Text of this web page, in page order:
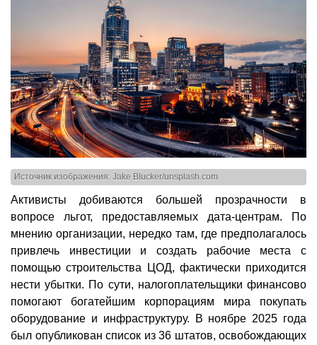
Источник изображения: Jake Blucker/unsplash.com
Активисты добиваются большей прозрачности в
вопросе льгот, предоставляемых дата-центрам. По
мнению организации, нередко там, где предполагалось
привлечь инвестиции и создать рабочие места с
помощью строительства ЦОД, фактически приходится
нести убытки. По сути, налогоплательщики финансово
помогают богатейшим корпорациям мира покупать
оборудование и инфраструктуру. В ноябре 2025 года
был опубликован список из 36 штатов, освобождающих